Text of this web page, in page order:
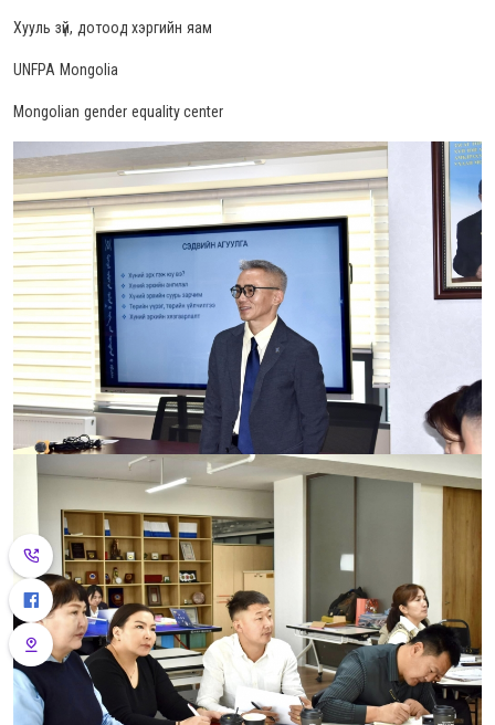
Хууль зүй, дотоод хэргийн яам
UNFPA Mongolia
Mongolian gender equality center